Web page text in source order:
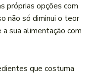
próprias opções com
não só diminui o teor
sua ⁣alimentação ​com
que costuma